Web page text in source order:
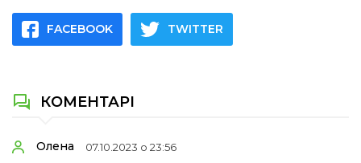
FACEBOOK TWITTER
КОМЕНТАРІ
Олена 07.10.2023 о 23:56